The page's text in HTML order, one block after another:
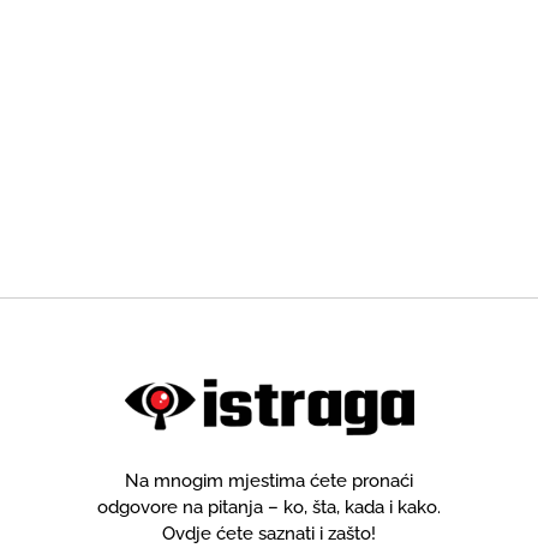
Na mnogim mjestima ćete pronaći
odgovore na pitanja – ko, šta, kada i kako.
Ovdje ćete saznati i zašto!